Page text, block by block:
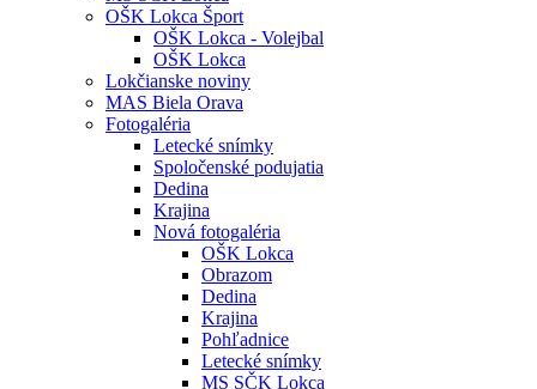
OŠK Lokca Šport
OŠK Lokca - Volejbal
OŠK Lokca
Lokčianske noviny
MAS Biela Orava
Fotogaléria
Letecké snímky
Spoločenské podujatia
Dedina
Krajina
Nová fotogaléria
OŠK Lokca
Obrazom
Dedina
Krajina
Pohľadnice
Letecké snímky
MS SČK Lokca